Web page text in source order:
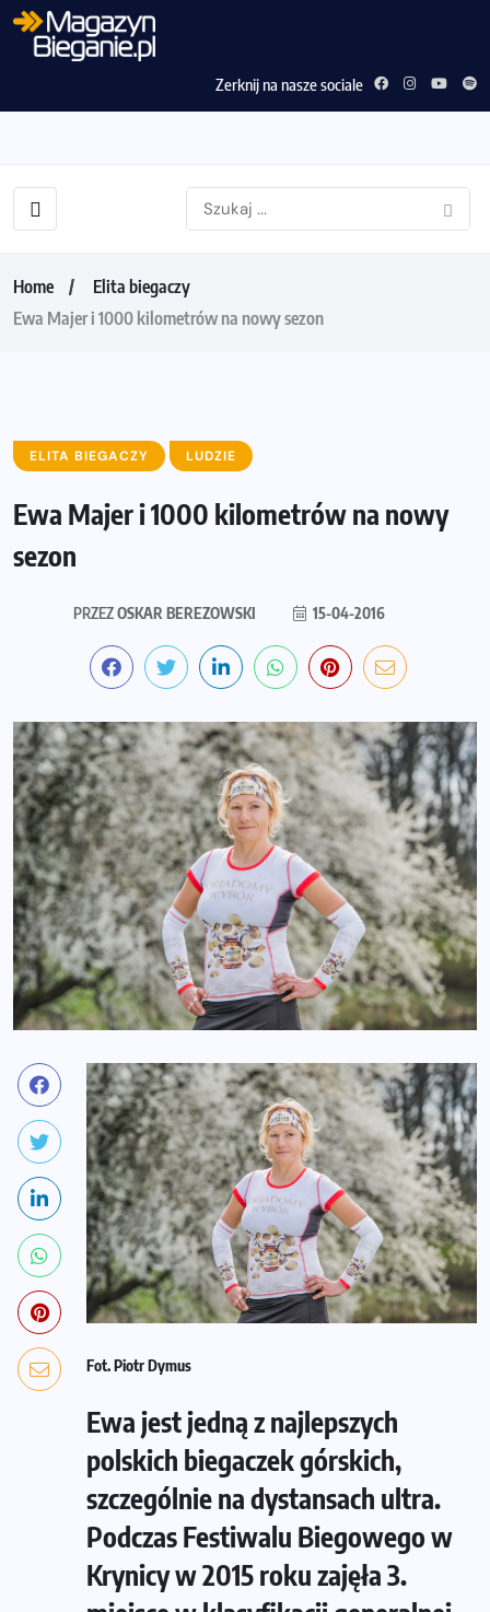
Zerknij na nasze sociale
Home
Elita biegaczy
Ewa Majer i 1000 kilometrów na nowy sezon
ELITA BIEGACZY LUDZIE
Ewa Majer i 1000 kilometrów na nowy
sezon
PRZEZOSKAR BEREZOWSKI 15-04-2016
Fot. Piotr Dymus
Ewa jest jedną z najlepszych
polskich biegaczek górskich,
szczególnie na dystansach ultra.
Podczas Festiwalu Biegowego w
Krynicy w 2015 roku zajęła 3.